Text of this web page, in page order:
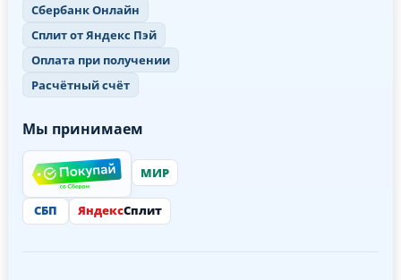
Сбербанк Онлайн
Сплит от Яндекс Пэй
Оплата при получении
Расчётный счёт
Мы принимаем
МИР
СБП ЯндексСплит